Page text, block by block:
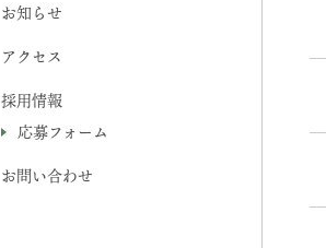
お知らせ
アクセス
採用情報
応募フォーム
お問い合わせ